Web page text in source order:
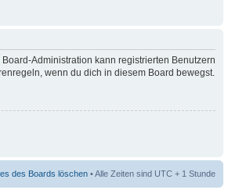
Administration kann registrierten Benutzern
wenn du dich in diesem Board bewegst.
des Boards löschen • Alle Zeiten sind UTC + 1 Stunde